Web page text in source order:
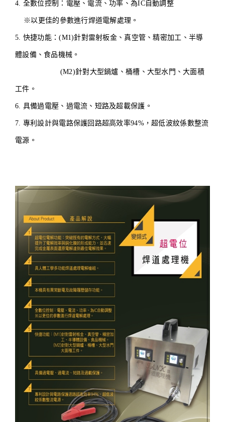
4. 全數位控制：電壓、電流、功率、為IC自動調整
※以更佳的參數進行焊道電解處理。
5. 快捷功能：(M1)針對雷射板金、真空管、精密加工、半導
體設備、食品機械。
(M2)針對大型鍋爐、桶槽、大型水門、大面積
工件。
6. 具備過電壓、過電流、短路及超載保護。
7. 專利設計與電路保護回路超高效率94%，超低波紋係數整流
電源。